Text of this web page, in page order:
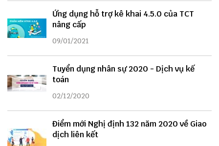
Ứng dụng hỗ trợ kê khai 4.5.0 của TCT
nâng cấp
09/01/2021
Tuyển dụng nhân sự 2020 - Dịch vụ kế
toán
02/12/2020
Điểm mới Nghị định 132 năm 2020 về Giao
dịch liên kết